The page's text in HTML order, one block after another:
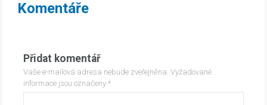
Komentáře
Přidat komentář
Vaše e-mailová adresa nebude zveřejněna. Vyžadované
informace jsou označeny*